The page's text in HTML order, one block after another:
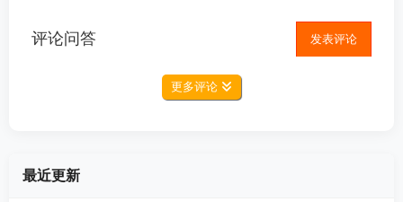
评论问答 发表评论
更多评论
最近更新